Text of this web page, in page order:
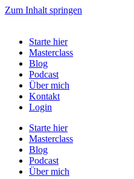
Zum Inhalt springen
Starte hier
Masterclass
Blog
Podcast
Über mich
Kontakt
Login
Starte hier
Masterclass
Blog
Podcast
Über mich